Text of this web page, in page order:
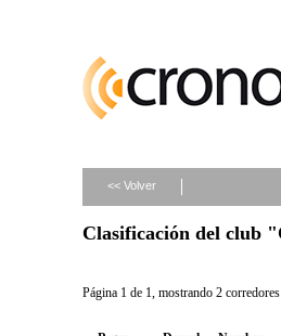
<< Volver
Clasificación del club
Página 1 de 1, mostrando 2